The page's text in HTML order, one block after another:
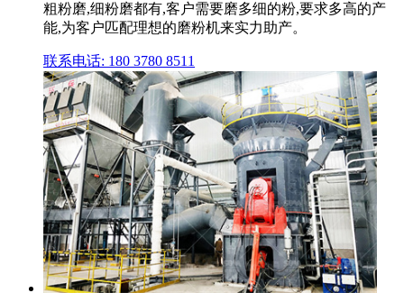
粗粉磨,细粉磨都有,客户需要磨多细的粉,要求多高的产
能,为客户匹配理想的磨粉机来实力助产。
联系电话: 180 3780 8511